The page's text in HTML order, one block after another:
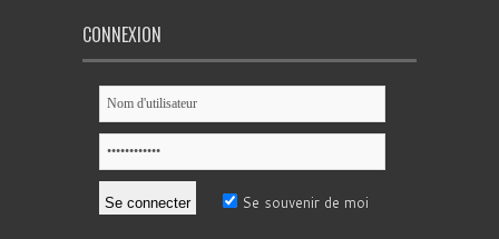
CONNEXION
Se souvenir de moi